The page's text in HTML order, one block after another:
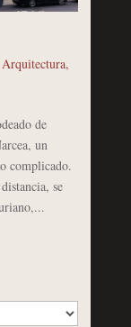
Arquitectura,
de
un
complicado.
se